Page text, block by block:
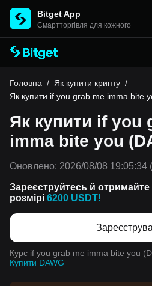
Bitget App
Cмартторгівля для кожного
Головна / Як купити крипту /
Як купити if you grab me imma bite
Як купити if you
imma bite you
Оновлено: 2026/08/08 19:05:34
Зареєструйтесь й отримайте
розмірі 6200 USDT!
Курс if you grab me imma bite you
Купити DAWG